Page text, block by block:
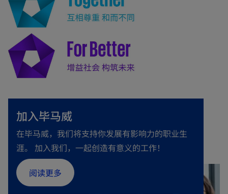
加入毕马威
在毕马威，我们将支持你发展有影响力的职业生
涯。 加入我们，一起创造有意义的工作！
阅读更多
o
p